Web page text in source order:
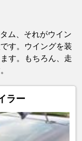
ム、それがウイン
す。ウイングを装
す。もちろん、走
ラー